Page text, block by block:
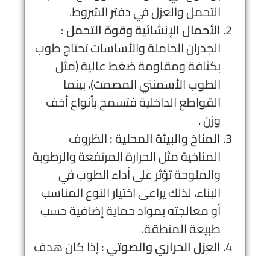
التحمل والعزل في دفتر الشروط.
الأحمال الإنشائية وقوة التحمل :
الجدران الحاملة والأساسات تحتاج طوب
بكثافة ومقاومة ضغط عالية (مثل
الطوب الأسمنتي المصمت)، بينما
القواطع الداخلية فتسمح بأنواع أخف
وزن .
المناخ والبيئة المحلية :الظروف
المناخية مثل الحرارة المرتفعة والرطوبة
والملوحة تؤثر على أداء الطوب في
البناء، لذلك يراعى اختيار النوع المناسب
أو معالجته بمواد حماية إضافية حسب
طبيعة المنطقة.
العزل الحراري والصوتي :إذا كان هدف